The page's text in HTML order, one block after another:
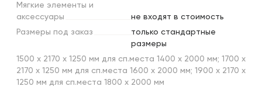
Мягкие элементы и
аксессуары
не входят в стоимость
Размеры под заказ
только стандартные
размеры
1500 х 2170 х 1250 мм для сп.места 1400 х 2000 мм; 1700 х
2170 х 1250 мм для сп.места 1600 х 2000 мм; 1900 х 2170 х
1250 мм для сп.места 1800 х 2000 мм